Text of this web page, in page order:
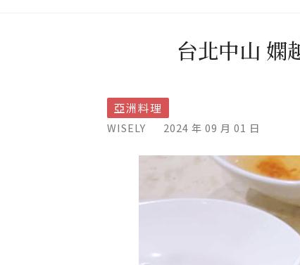
台北中山 嫻
亞洲料理
WISELY 2024 年 09 月 01 日